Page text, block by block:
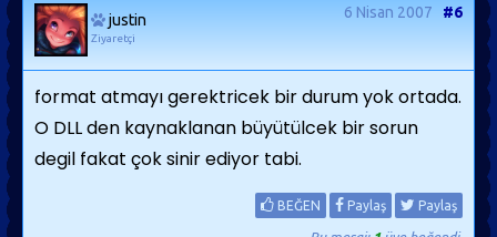
justin
Ziyaretçi
6 Nisan 2007 #6
format atmayı gerektricek bir durum yok ortada.
O DLL den kaynaklanan büyütülcek bir sorun
degil fakat çok sinir ediyor tabi.
BEĞEN Paylaş Paylaş